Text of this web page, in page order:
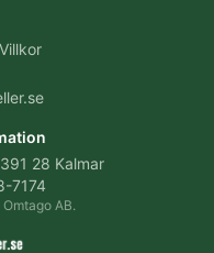
Villkor
28 Kalmar
7174
AB.